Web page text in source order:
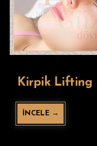
Kirpik Lifting
İNCELE →